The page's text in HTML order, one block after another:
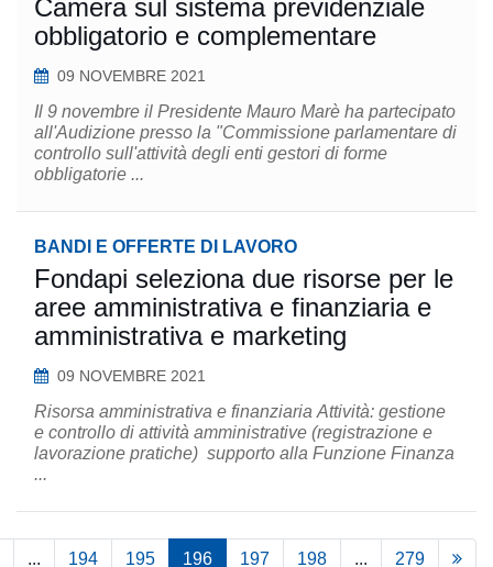
Camera sul sistema previdenziale
obbligatorio e complementare
09 NOVEMBRE 2021
Il 9 novembre il Presidente Mauro Marè ha partecipato
all'Audizione presso la "Commissione parlamentare di
controllo sull'attività degli enti gestori di forme
obbligatorie ...
BANDI E OFFERTE DI LAVORO
Fondapi seleziona due risorse per le
aree amministrativa e finanziaria e
amministrativa e marketing
09 NOVEMBRE 2021
Risorsa amministrativa e finanziaria Attività: gestione
e controllo di attività amministrative (registrazione e
lavorazione pratiche) supporto alla Funzione Finanza
...
... 194 195 196 197 198 ... 279